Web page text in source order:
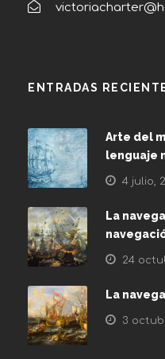
ENTRADAS
Arte del
lenguaje
4 julio,
La
24
La
3